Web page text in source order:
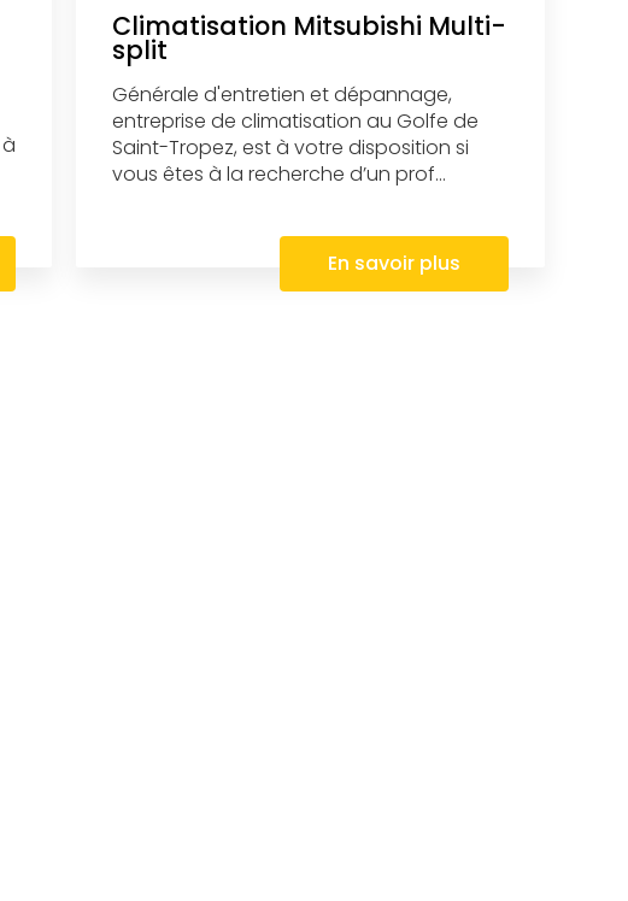
Climatisation Mitsubishi Multi-
split
Générale d'entretien et dépannage,
entreprise de climatisation au Golfe de
Saint-Tropez, est à votre disposition si
vous êtes à la recherche d’un prof...
En savoir plus